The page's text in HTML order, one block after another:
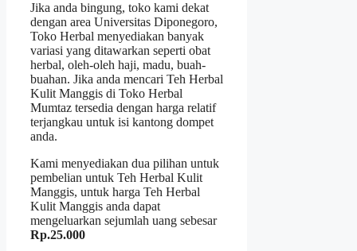
Jika anda bingung, toko kami dekat
dengan area Universitas Diponegoro,
Toko Herbal menyediakan banyak
variasi yang ditawarkan seperti obat
herbal, oleh-oleh haji, madu, buah-
buahan. Jika anda mencari Teh Herbal
Kulit Manggis di Toko Herbal
Mumtaz tersedia dengan harga relatif
terjangkau untuk isi kantong dompet
anda.
Kami menyediakan dua pilihan untuk
pembelian untuk Teh Herbal Kulit
Manggis, untuk harga Teh Herbal
Kulit Manggis anda dapat
mengeluarkan sejumlah uang sebesar
Rp.25.000